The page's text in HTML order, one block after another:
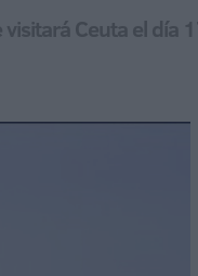
Ceuta el día